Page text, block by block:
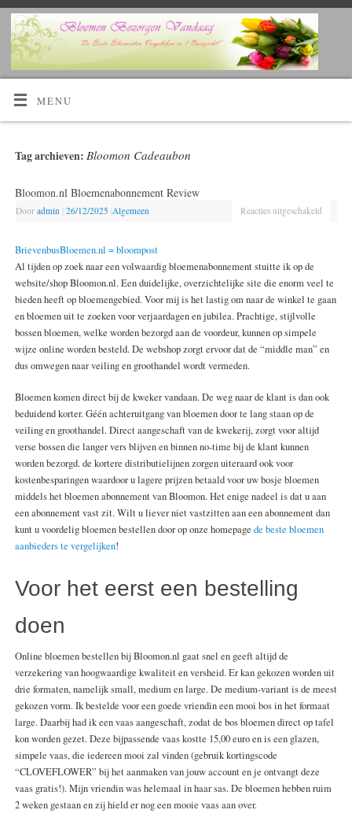
Voordelig bloemen bestellen en laten bezorgen? Kijk Hier!
MENU
Tag archieven: Bloomon Cadeaubon
Bloomon.nl Bloemenabonnement Review
Door admin 26/12/2025 Algemeen Reacties uitgeschakeld
BrievenbusBloemen.nl = bloompost
Al tijden op zoek naar een volwaardig bloemenabonnement stuitte ik op de
website/shop Bloomon.nl. Een duidelijke, overzichtelijke site die enorm veel te
bieden heeft op bloemengebied. Voor mij is het lastig om naar de winkel te gaan
en bloemen uit te zoeken voor verjaardagen en jubilea. Prachtige, stijlvolle
bossen bloemen, welke worden bezorgd aan de voordeur, kunnen op simpele
wijze online worden besteld. De webshop zorgt ervoor dat de “middle man” en
dus omwegen naar veiling en groothandel wordt vermeden.
Bloemen komen direct bij de kweker vandaan. De weg naar de klant is dan ook
beduidend korter. Géén achteruitgang van bloemen door te lang staan op de
veiling en groothandel. Direct aangeschaft van de kwekerij, zorgt voor altijd
verse bossen die langer vers blijven en binnen no-time bij de klant kunnen
worden bezorgd. de kortere distributielijnen zorgen uiteraard ook voor
kostenbesparingen waardoor u lagere prijzen betaald voor uw bosje bloemen
middels het bloemen abonnement van Bloomon. Het enige nadeel is dat u aan
een abonnement vast zit. Wilt u liever niet vastzitten aan een abonnement dan
kunt u voordelig bloemen bestellen door op onze homepage de beste bloemen
aanbieders te vergelijken!
Voor het eerst een bestelling
doen
Online bloemen bestellen bij Bloomon.nl gaat snel en geeft altijd de
verzekering van hoogwaardige kwaliteit en versheid. Er kan gekozen worden uit
drie formaten, namelijk small, medium en large. De medium-variant is de meest
gekozen vorm. Ik bestelde voor een goede vriendin een mooi bos in het formaat
large. Daarbij had ik een vaas aangeschaft, zodat de bos bloemen direct op tafel
kon worden gezet. Deze bijpassende vaas kostte 15,00 euro en is een glazen,
simpele vaas, die iedereen mooi zal vinden (gebruik kortingscode
“CLOVEFLOWER” bij het aanmaken van jouw account en je ontvangt deze
vaas gratis!). Mijn vriendin was helemaal in haar sas. De bloemen hebben ruim
2 weken gestaan en zij hield er nog een mooie vaas aan over.